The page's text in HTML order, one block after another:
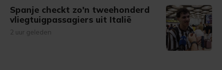
Spanje checkt zo'n tweehonderd
vliegtuigpassagiers uit Italië
2 uur geleden